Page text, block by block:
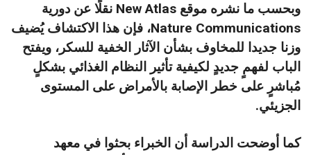
وبحسب ما نشره موقع New Atlas نقلًا عن دورية
Nature Communications، فإن هذا الاكتشاف يُضيف
وزنا جديدا للمخاوف بشأن الآثار الخفية للسكر، ويفتح
الباب لفهمٍ جديدٍ لكيفية تأثير النظام الغذائي بشكلٍ
مُباشرٍ على خطر الإصابة بالأمراض على المستوى
الجزيئي.
كما أوضحت الدراسة أن الخبراء بحثوا في معهد